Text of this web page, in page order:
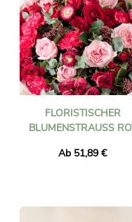
FLORISTISCHER
BLUMENSTRAUSS ROT
Ab 51,89 €